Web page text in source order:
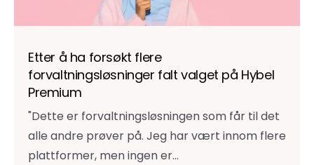
Etter å ha forsøkt flere
forvaltningsløsninger falt valget på Hybel
Premium
"Dette er forvaltningsløsningen som får til det
alle andre prøver på. Jeg har vært innom flere
plattformer, men ingen er...